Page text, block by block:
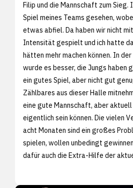
Filip und die Mannschaft zum Sieg.
Spiel meines Teams gesehen,
etwas abfiel. Da haben wir nicht
Intensität gespielt und ich hatte
hätten mehr machen können. In
wurde es besser, die Jungs haben
ein gutes Spiel, aber nicht gut
Zählbares aus dieser Halle
eine gute Mannschaft, aber
eigentlich sein können. Die vielen
acht Monaten sind ein großes
spielen, wollen unbedingt
dafür auch die Extra-Hilfe der